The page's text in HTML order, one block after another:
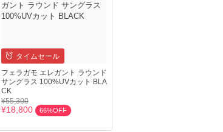
タイムセール
フェラガモ エレガント ラウンド
サングラス 100%UVカット BLA
CK
¥55,300
¥18,800 66%OFF